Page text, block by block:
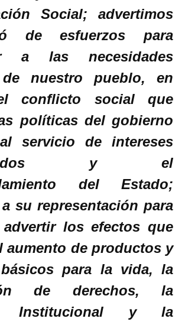
Social; advertimos
de esfuerzos para
a las necesidades
de nuestro pueblo, en
conflicto social que
políticas del gobierno
servicio de intereses
y el
del Estado;
su representación para
los efectos que
aumento de productos y
para la vida, la
de derechos, la
Institucional y la